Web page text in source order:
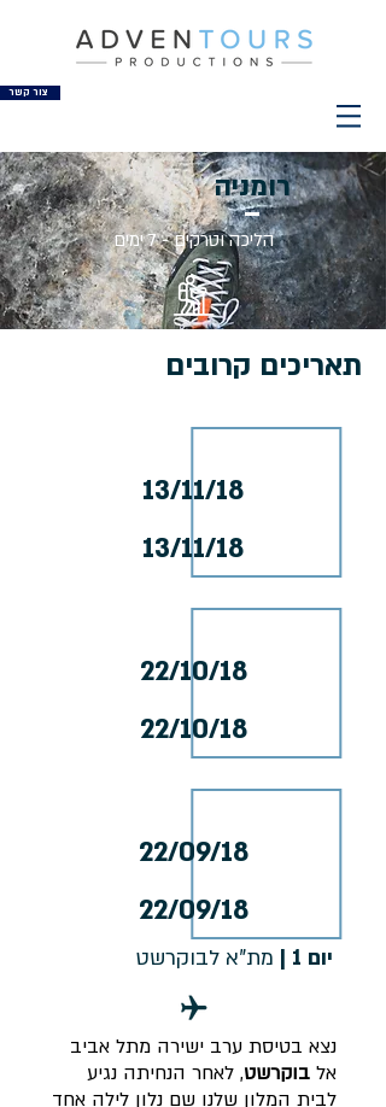
צור קשר
רומניה
הליכה וטרקים - 7 ימים
תאריכים קרובים
13/11/18
13/11/18
22/10/18
22/10/18
22/09/18
22/09/18
יום 1 | מת"א לבוקרשט
נצא בטיסת ערב ישירה מתל אביב
אל בוקרשט, לאחר הנחיתה נגיע
לבית המלון שלנו שם נלון לילה אחד